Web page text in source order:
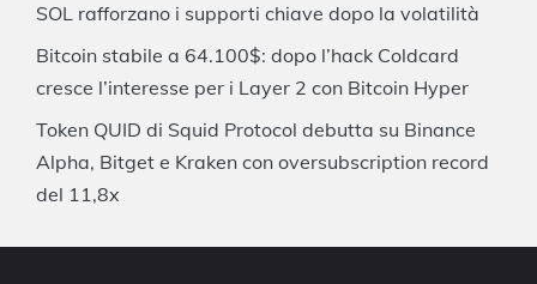
SOL rafforzano i supporti chiave dopo la volatilità
Bitcoin stabile a 64.100$: dopo l’hack Coldcard
cresce l’interesse per i Layer 2 con Bitcoin Hyper
Token QUID di Squid Protocol debutta su Binance
Alpha, Bitget e Kraken con oversubscription record
del 11,8x